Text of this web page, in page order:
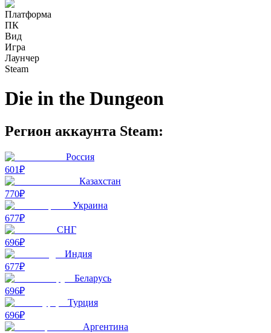
Платформа
ПК
Вид
Игра
Лаунчер
Steam
Die in the Dungeon
Регион аккаунта Steam:
Россия
601₽
Казахстан
770₽
Украина
677₽
СНГ
696₽
Индия
677₽
Беларусь
696₽
Турция
696₽
Аргентина